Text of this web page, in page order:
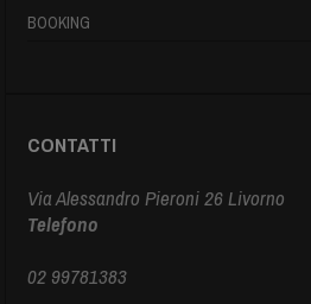
BOOKING
CONTATTI
Via Alessandro Pieroni 26 Livorno
Telefono
02 99781383